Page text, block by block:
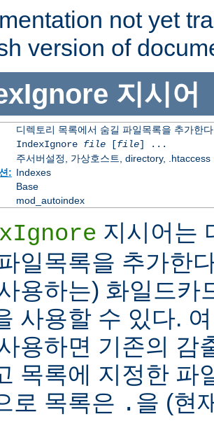
not yet
version of
지시어
디렉토리 목록에서 숨길 파일목록을 추가한다
IndexIgnore file[file] ...
주서버설정, 가상호스트, directory, .htaccess
: Indexes
Base
mod_autoindex
지시어는
일목록을 추가한
용하는) 화일드카
사용할 수 있다.
용하면 기존의 감
목록에 지정한 파
로 목록은 . 을 (현